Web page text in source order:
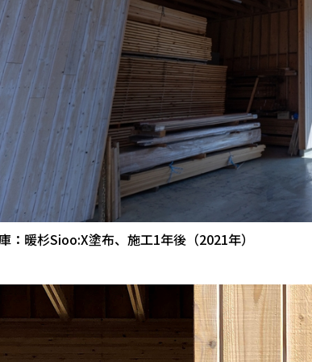
：暖杉Sioo:X塗布、施工1年後（2021年）